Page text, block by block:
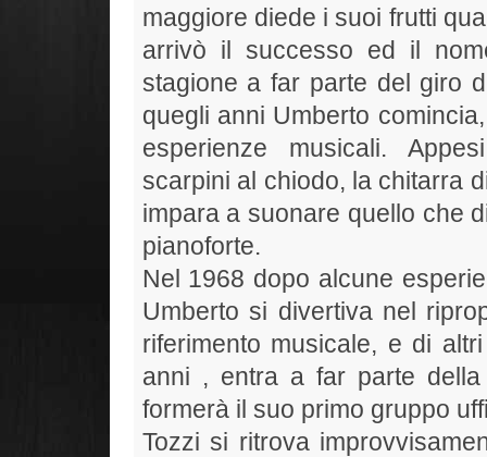
maggiore diede i suoi frutti
arrivò il successo ed il
stagione a far parte del giro
quegli anni Umberto
esperienze musicali.
scarpini al chiodo, la chitarra
impara a suonare quello che
pianoforte.
Nel 1968 dopo alcune
Umberto si divertiva nel
riferimento musicale, e di
anni , entra a far parte
formerà il suo primo gruppo
Tozzi si ritrova